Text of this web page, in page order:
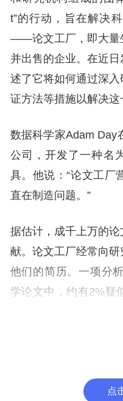
t”的行动，旨在解决
——论文工厂，即大量
并出售的企业。在近
述了它将如何通过深
证方法等措施以解决这
数据科学家Adam Day
公司，开发了一种名
具。他说：“论文工厂
直在制造问题。”
据估计，成千上万的
献。论文工厂经常向
他们的简历。一项分
学论文中，约有2%疑
点